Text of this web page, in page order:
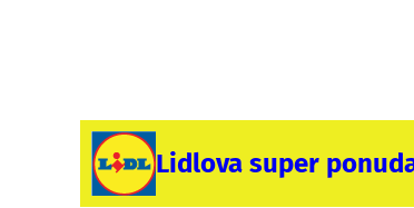
Lidlova super